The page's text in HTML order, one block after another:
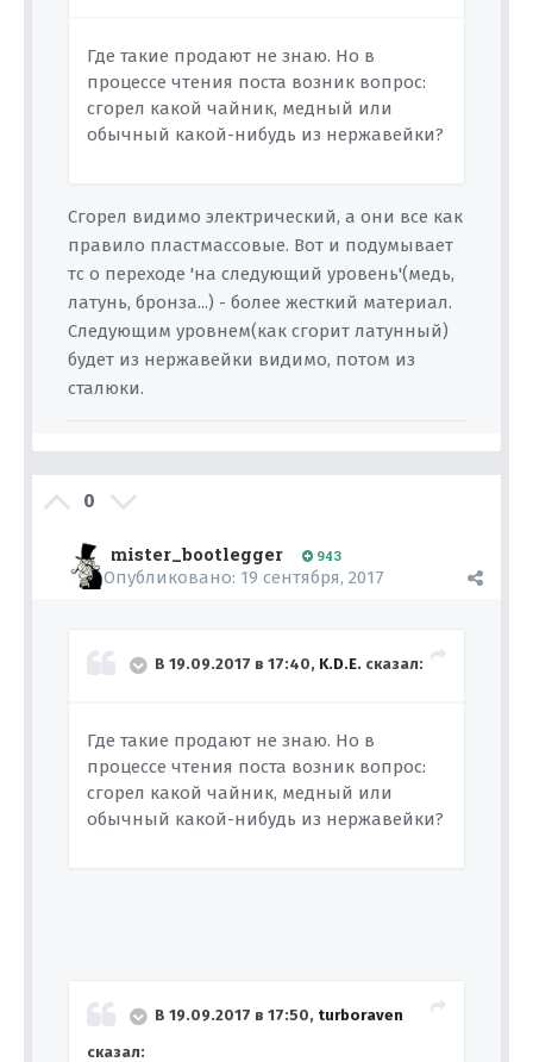
Где такие продают не знаю. Но в
процессе чтения поста возник вопрос:
сгорел какой чайник, медный или
обычный какой-нибудь из нержавейки?
Сгорел видимо электрический, а они все как
правило пластмассовые. Вот и подумывает
тс о переходе 'на следующий уровень'(медь,
латунь, бронза...) - более жесткий материал.
Следующим уровнем(как сгорит латунный)
будет из нержавейки видимо, потом из
сталюки.
0
mister_bootlegger 943
Опубликовано: 19 сентября, 2017
В 19.09.2017 в 17:40, K.D.E. сказал:
Где такие продают не знаю. Но в
процессе чтения поста возник вопрос:
сгорел какой чайник, медный или
обычный какой-нибудь из нержавейки?
В 19.09.2017 в 17:50, turboraven
сказал: